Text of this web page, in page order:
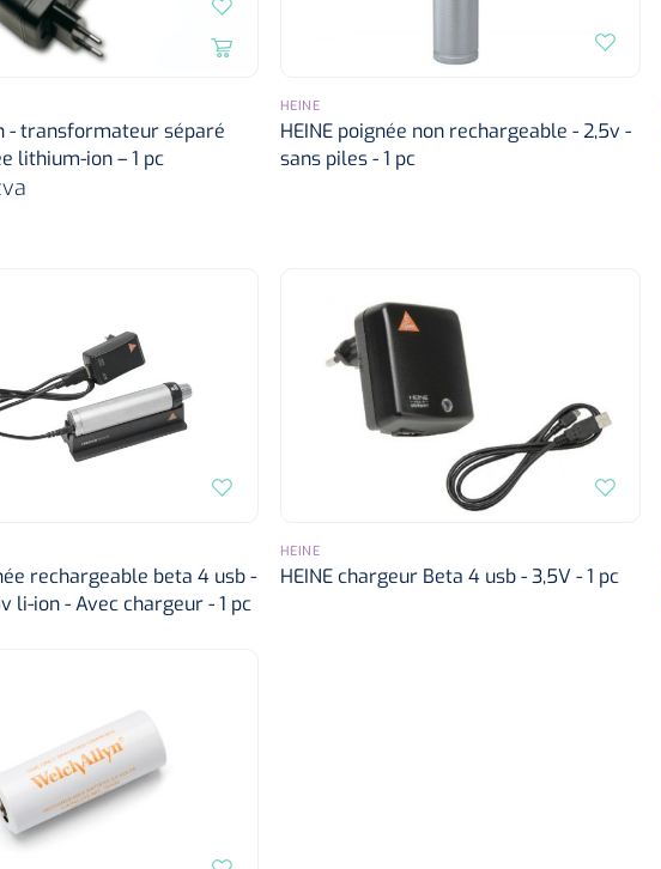
- transformateur séparé
lithium-ion – 1 pc
HEINE
HEINE poignée non rechargeable - 2,5v -
sans piles - 1 pc
rechargeable beta 4 usb -
li-ion - Avec chargeur - 1 pc
HEINE
HEINE chargeur Beta 4 usb - 3,5V - 1 pc